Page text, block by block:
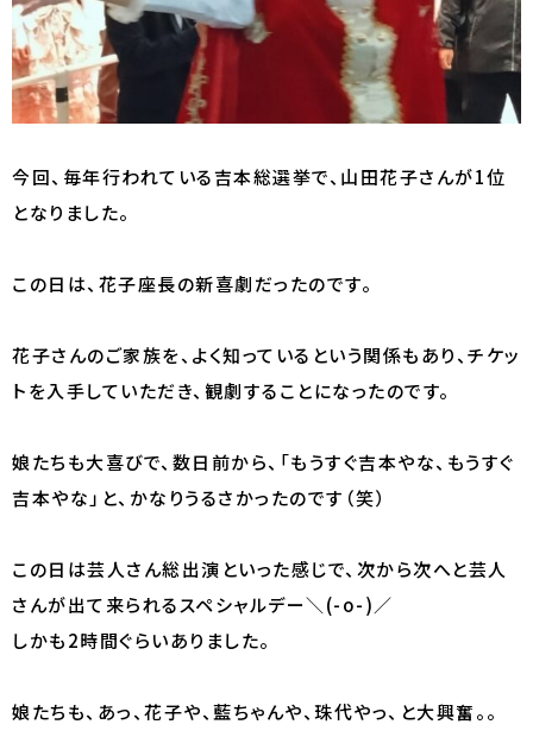
今回、毎年行われている吉本総選挙で、山田花子さんが1位
となりました。
この日は、花子座長の新喜劇だったのです。
花子さんのご家族を、よく知っているという関係もあり、チケッ
トを入手していただき、観劇することになったのです。
娘たちも大喜びで、数日前から、「もうすぐ吉本やな、もうすぐ
吉本やな」と、かなりうるさかったのです（笑）
この日は芸人さん総出演といった感じで、次から次へと芸人
さんが出て来られるスペシャルデー＼(-o-)／
しかも2時間ぐらいありました。
娘たちも、あっ、花子や、藍ちゃんや、珠代やっ、と大興奮。。